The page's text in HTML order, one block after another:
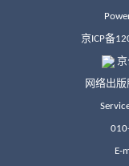
京ICP备
京
网络出
E-